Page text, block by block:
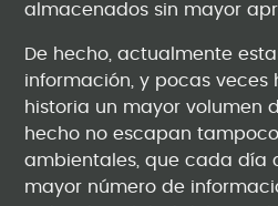
almacenados sin mayor
De hecho, actualmente
información, y pocas veces
historia un mayor volumen
hecho no escapan
ambientales, que cada día
mayor número de